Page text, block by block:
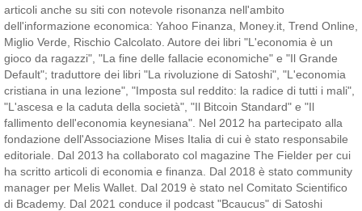
articoli anche su siti con notevole risonanza nell'ambito
dell'informazione economica: Yahoo Finanza, Money.it, Trend Online,
Miglio Verde, Rischio Calcolato. Autore dei libri "L'economia è un
gioco da ragazzi", "La fine delle fallacie economiche" e "Il Grande
Default"; traduttore dei libri "La rivoluzione di Satoshi", "L'economia
cristiana in una lezione", "Imposta sul reddito: la radice di tutti i mali",
"L'ascesa e la caduta della società", "Il Bitcoin Standard" e "Il
fallimento dell'economia keynesiana". Nel 2012 ha partecipato alla
fondazione dell'Associazione Mises Italia di cui è stato responsabile
editoriale. Dal 2013 ha collaborato col magazine The Fielder per cui
ha scritto articoli di economia e finanza. Dal 2018 è stato community
manager per Melis Wallet. Dal 2019 è stato nel Comitato Scientifico
di Bcademy. Dal 2021 conduce il podcast "Bcaucus" di Satoshi